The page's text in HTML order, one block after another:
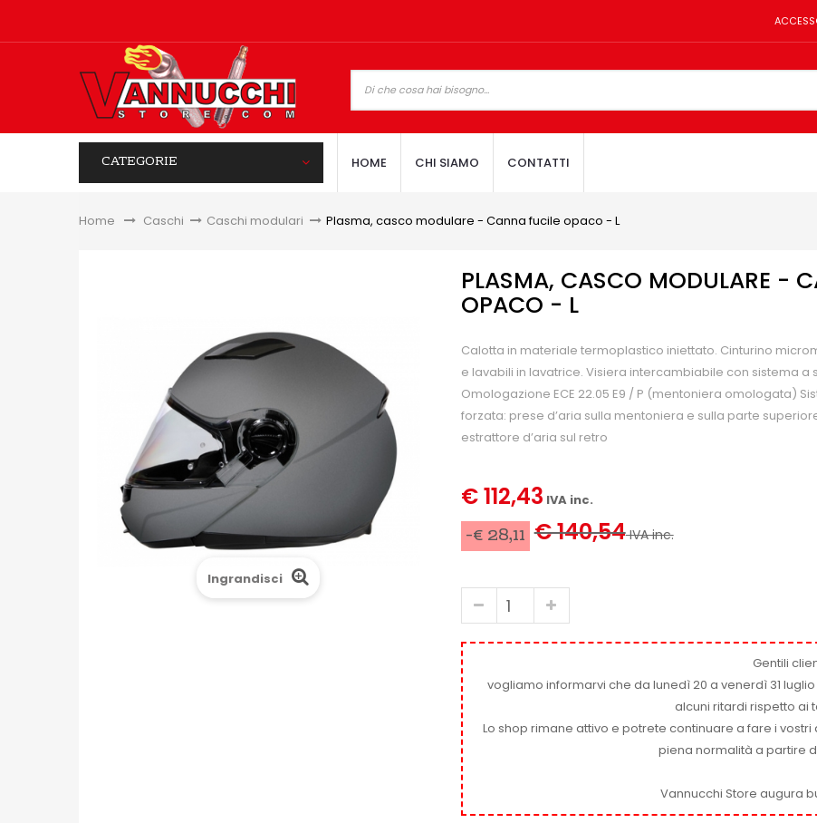
CATEGORIE HOME CHI SIAMO CONTATTI
Home &gt;Caschi > Caschi modulari > Plasma, casco modulare - Canna fucile opaco - L
Ingrandisci
PLASMA, CASCO MODULARE -
OPACO - L
Calotta in materiale termoplastico iniettato. Cinturino
e lavabili in lavatrice. Visiera intercambiabile con sistema a
Omologazione ECE 22.05 E9 / P (mentoniera omologata)
forzata: prese d’aria sulla mentoniera e sulla parte
estrattore d’aria sul retro
€ 112,43 IVA inc.
-€ 28,11 € 140,54IVA inc.
Gentili
vogliamo informarvi che da lunedì 20 a venerdì 31
alcuni ritardi rispetto ai
Lo shop rimane attivo e potrete continuare a fare i
piena normalità a partire
Vannucchi Store augura